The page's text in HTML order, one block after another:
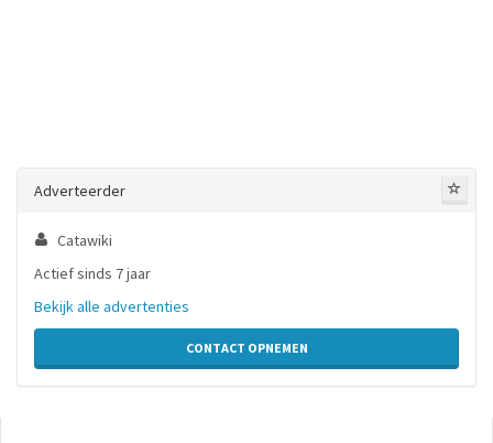
Adverteerder
Catawiki
Actief sinds 7 jaar
Bekijk alle advertenties
CONTACT OPNEMEN